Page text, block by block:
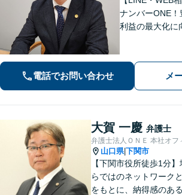
ナンバーONE！
利益の最大化に
問題／交通事
て尽力します【
分】
電話でお問い合わせ メ
大賀 一慶 弁護士
弁護士法人ＯＮＥ 本社オフ
山口県|下関市
【下関市役所徒歩1分
らではのネットワーク
をもとに、納得感のある